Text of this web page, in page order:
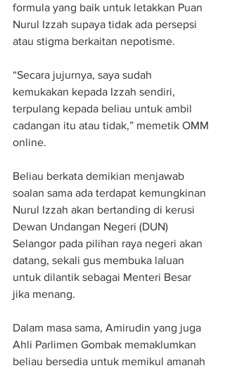
formula yang baik untuk letakkan Puan
Nurul Izzah supaya tidak ada persepsi
atau stigma berkaitan nepotisme.
“Secara jujurnya, saya sudah
kemukakan kepada Izzah sendiri,
terpulang kepada beliau untuk ambil
cadangan itu atau tidak,” memetik OMM
online.
Beliau berkata demikian menjawab
soalan sama ada terdapat kemungkinan
Nurul Izzah akan bertanding di kerusi
Dewan Undangan Negeri (DUN)
Selangor pada pilihan raya negeri akan
datang, sekali gus membuka laluan
untuk dilantik sebagai Menteri Besar
jika menang.
Dalam masa sama, Amirudin yang juga
Ahli Parlimen Gombak memaklumkan
beliau bersedia untuk memikul amanah